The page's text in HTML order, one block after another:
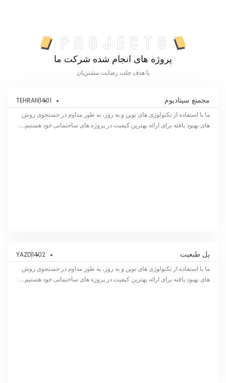
projects
پروژه های انجام شده شرکت ما
با هدف جلب رضایت مشتریان
مجمتع سیتادیوم 1401
TEHRAN
ما با استفاده از تکنولوژی های نوین و به روز، به طور مداوم در جستجوی روش
های بهبود یافته برای ارائه بهترین کیفیت در پروژه های ساختمانی خود هستیم....
پل طبعیت 1402
YAZD
ما با استفاده از تکنولوژی های نوین و به روز، به طور مداوم در جستجوی روش
های بهبود یافته برای ارائه بهترین کیفیت در پروژه های ساختمانی خود هستیم....